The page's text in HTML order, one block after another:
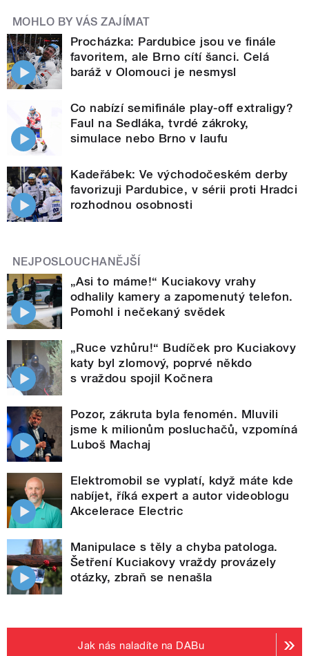
MOHLO BY VÁS ZAJÍMAT
Procházka: Pardubice jsou ve finále
favoritem, ale Brno cítí šanci. Celá
baráž v Olomouci je nesmysl
Co nabízí semifinále play-off extraligy?
Faul na Sedláka, tvrdé zákroky,
simulace nebo Brno v laufu
Kadeřábek: Ve východočeském derby
favorizuji Pardubice, v sérii proti Hradci
rozhodnou osobnosti
NEJPOSLOUCHANĚJŠÍ
„Asi to máme!“ Kuciakovy vrahy
odhalily kamery a zapomenutý telefon.
Pomohl i nečekaný svědek
„Ruce vzhůru!“ Budíček pro Kuciakovy
katy byl zlomový, poprvé někdo
s vraždou spojil Kočnera
Pozor, zákruta byla fenomén. Mluvili
jsme k milionům posluchačů, vzpomíná
Luboš Machaj
Elektromobil se vyplatí, když máte kde
nabíjet, říká expert a autor videoblogu
Akcelerace Electric
Manipulace s těly a chyba patologa.
Šetření Kuciakovy vraždy provázely
otázky, zbraň se nenašla
Jak nás naladíte na DABu